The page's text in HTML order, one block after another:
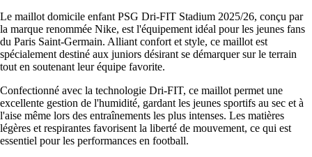
Le maillot domicile enfant PSG Dri-FIT Stadium 2025/26, conçu par
la marque renommée Nike, est l'équipement idéal pour les jeunes fans
du Paris Saint-Germain. Alliant confort et style, ce maillot est
spécialement destiné aux juniors désirant se démarquer sur le terrain
tout en soutenant leur équipe favorite.
Confectionné avec la technologie Dri-FIT, ce maillot permet une
excellente gestion de l'humidité, gardant les jeunes sportifs au sec et à
l'aise même lors des entraînements les plus intenses. Les matières
légères et respirantes favorisent la liberté de mouvement, ce qui est
essentiel pour les performances en football.